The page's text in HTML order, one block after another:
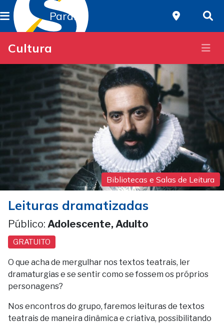
Paraná
Cultura
Bibliotecas e Salas de Leitura
Leituras dramatizadas
Público: Adolescente, Adulto
GRATUITO
O que acha de mergulhar nos textos teatrais, ler
dramaturgias e se sentir como se fossem os próprios
personagens?
Nos encontros do grupo, faremos leituras de textos
teatrais de maneira dinâmica e criativa, possibilitando